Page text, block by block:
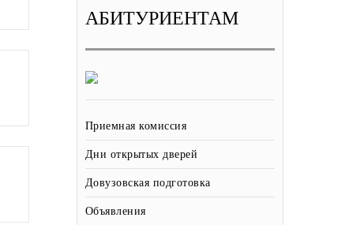
АБИТУРИЕНТАМ
Приемная комиссия
Дни открытых дверей
Довузовская подготовка
Объявления